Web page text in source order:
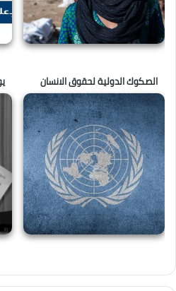
الصكوك الدولية لحقوق الانسان